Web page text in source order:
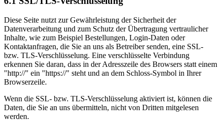
Diese Seite nutzt zur Gewährleistung der Sicherheit der
Datenverarbeitung und zum Schutz der Übertragung vertraulicher
Inhalte, wie zum Beispiel Bestellungen, Login-Daten oder
Kontaktanfragen, die Sie an uns als Betreiber senden, eine SSL-
bzw. TLS-Verschlüsselung. Eine verschlüsselte Verbindung
erkennen Sie daran, dass in der Adresszeile des Browsers statt einem
"http://" ein "https://" steht und an dem Schloss-Symbol in Ihrer
Browserzeile.
Wenn die SSL- bzw. TLS-Verschlüsselung aktiviert ist, können die
Daten, die Sie an uns übermitteln, nicht von Dritten mitgelesen
werden.